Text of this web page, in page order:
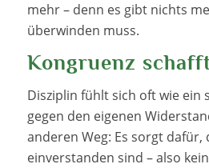
mehr – denn es gibt nichts
überwinden muss.
Kongruenz
Disziplin fühlt sich oft wie ein
gegen den eigenen
anderen Weg: Es sorgt dafür,
einverstanden sind – also